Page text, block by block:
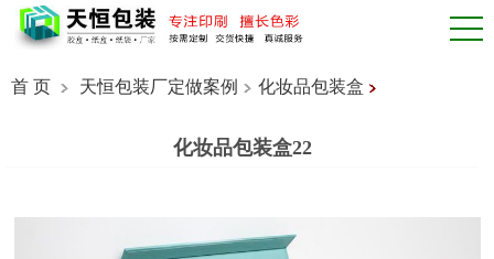
首 页 天恒包装厂定做案例 化妆品包装盒
化妆品包装盒22